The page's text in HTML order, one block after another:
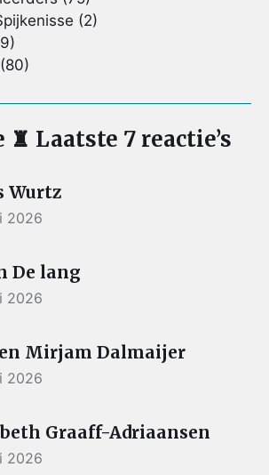
(2)
(80)
♜ Laatste 7 reactie’s
Wurtz
2026
De lang
2026
Mirjam Dalmaijer
2026
Graaff-Adriaansen
2026